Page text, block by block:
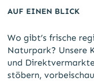
AUF EINEN BLICK
Wo gibt’s frische
Naturpark? Unsere
und
stöbern,